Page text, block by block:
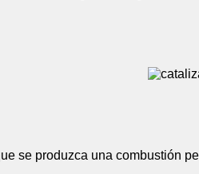
se produzca una combustión